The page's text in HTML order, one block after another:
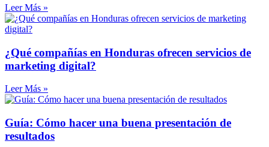
Leer Más »
¿Qué compañías en Honduras ofrecen servicios de
marketing digital?
Leer Más »
Guía: Cómo hacer una buena presentación de
resultados